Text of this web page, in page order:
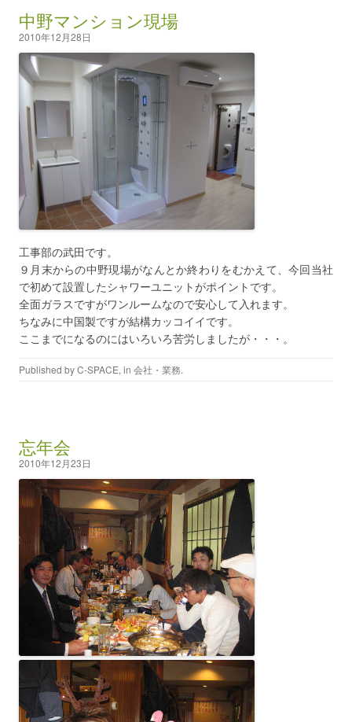
中野マンション現場
2010年12月28日
工事部の武田です。
９月末からの中野現場がなんとか終わりをむかえて、今回当社
で初めて設置したシャワーユニットがポイントです。
全面ガラスですがワンルームなので安心して入れます。
ちなみに中国製ですが結構カッコイイです。
ここまでになるのにはいろいろ苦労しましたが・・・。
Published byC-SPACE, in 会社・業務.
忘年会
2010年12月23日